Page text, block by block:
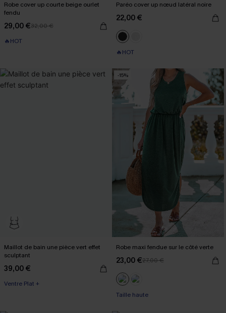
Robe cover up courte beige ourlet
fendu
29,00 €32,00 €
🔥HOT
Paréo cover up nœud latéral noire
22,00 €
🔥HOT
Maillot de bain une pièce vert effet
sculptant
39,00 €
Ventre Plat +
-15%
Robe maxi fendue sur le côté verte
23,00 €27,00 €
Taille haute